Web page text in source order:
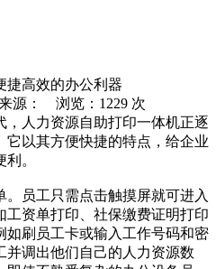
捷高效的办公利器
源：
浏览：1229 次
人力资源自助打印一体机正逐
以其方便快捷的特点，给企业
。
员工只需点击触摸屏就可进入
资单打印、社保缴费证明打印
如刷员工卡或输入工作号码和密
调出他们自己的人力资源数